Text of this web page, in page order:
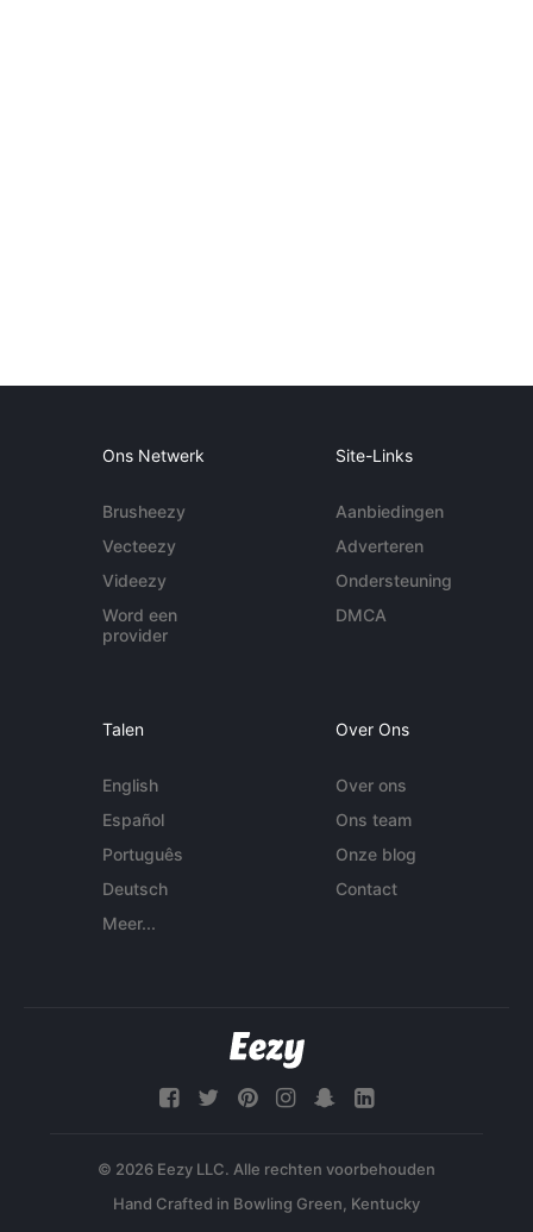
Ons Netwerk
Brusheezy
Vecteezy
Videezy
Word een
provider
Site-Links
Aanbiedingen
Adverteren
Ondersteuning
DMCA
Talen
English
Español
Português
Deutsch
Meer...
Over Ons
Over ons
Ons team
Onze blog
Contact
© 2026 Eezy LLC. Alle rechten voorbehouden